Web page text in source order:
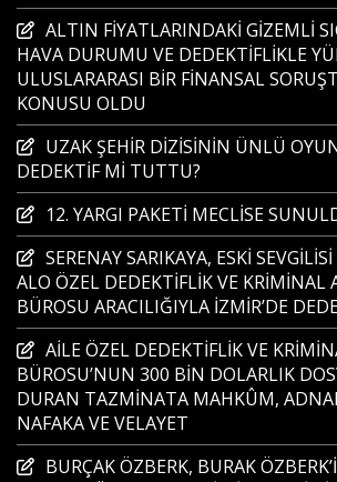
ALTIN FİYATLARINDAKİ GİZEMLİ
HAVA DURUMU VE DEDEKTİFLİKLE
ULUSLARARASI BİR FİNANSAL
KONUSU OLDU
UZAK ŞEHİR DİZİSİNİN ÜNLÜ
DEDEKTİF Mİ TUTTU?
12. YARGI PAKETİ MECLİSE
SERENAY SARIKAYA, ESKİ
ALO ÖZEL DEDEKTİFLİK VE KRİMİNAL
BÜROSU ARACILIĞIYLA İZMİR’DE
AİLE ÖZEL DEDEKTİFLİK VE
BÜROSU’NUN 300 BİN DOLARLIK
DURAN TAZMİNATA MAHKÛM,
NAFAKA VE VELAYET
BURÇAK ÖZBERK, BURAK